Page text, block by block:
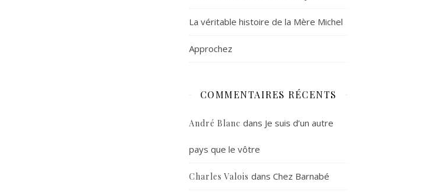
La véritable histoire de la Mère Michel
Approchez
COMMENTAIRES RÉCENTS
André Blanc dans Je suis d’un autre
pays que le vôtre
Charles Valois dans Chez Barnabé